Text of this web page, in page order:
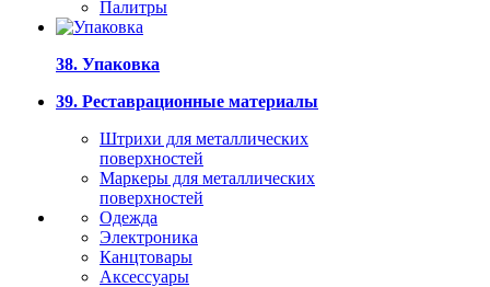
Палитры
38. Упаковка
39. Реставрационные материалы
Штрихи для металлических
поверхностей
Маркеры для металлических
поверхностей
Одежда
Электроника
Канцтовары
Аксессуары